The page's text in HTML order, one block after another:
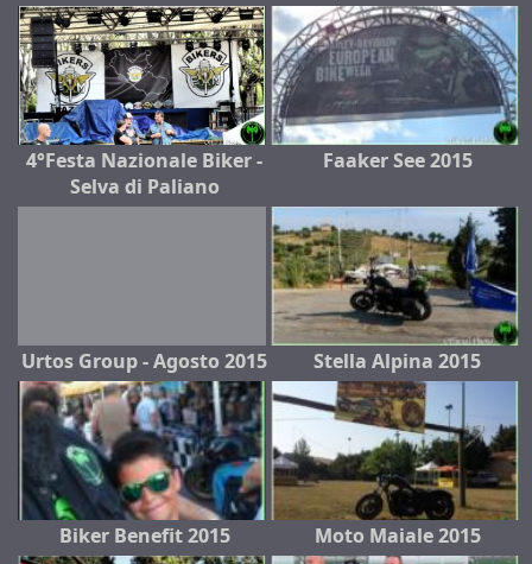
4°Festa Nazionale Biker -
Selva di Paliano
Faaker See 2015
Urtos Group - Agosto 2015 Stella Alpina 2015
Biker Benefit 2015 Moto Maiale 2015